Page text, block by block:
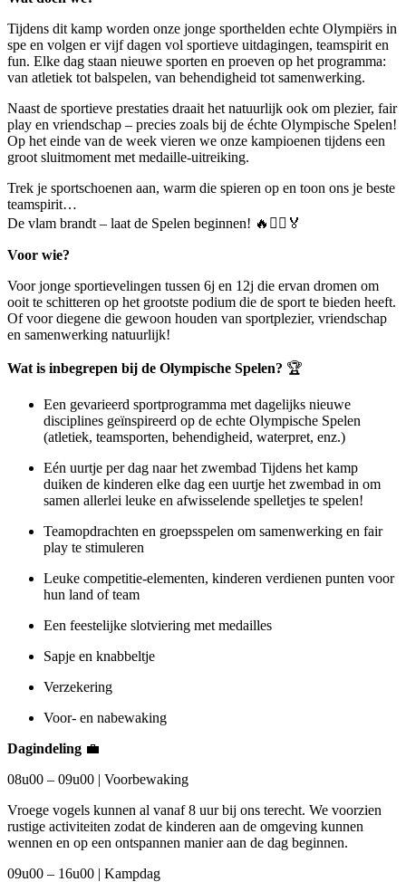
Tijdens dit kamp worden onze jonge sporthelden echte Olympiërs in
spe en volgen er vijf dagen vol sportieve uitdagingen, teamspirit en
fun. Elke dag staan nieuwe sporten en proeven op het programma:
van atletiek tot balspelen, van behendigheid tot samenwerking.
Naast de sportieve prestaties draait het natuurlijk ook om plezier, fair
play en vriendschap – precies zoals bij de échte Olympische Spelen!
Op het einde van de week vieren we onze kampioenen tijdens een
groot sluitmoment met medaille-uitreiking.
Trek je sportschoenen aan, warm die spieren op en toon ons je beste
teamspirit…
De vlam brandt – laat de Spelen beginnen! 🔥🏃‍♀️🏅
Voor wie?
Voor jonge sportievelingen tussen 6j en 12j die ervan dromen om
ooit te schitteren op het grootste podium die de sport te bieden heeft.
Of voor diegene die gewoon houden van sportplezier, vriendschap
en samenwerking natuurlijk!
Wat is inbegrepen bij de Olympische Spelen? 🏆
Een gevarieerd sportprogramma met dagelijks nieuwe
disciplines geïnspireerd op de echte Olympische Spelen
(atletiek, teamsporten, behendigheid, waterpret, enz.)
Eén uurtje per dag naar het zwembad Tijdens het kamp
duiken de kinderen elke dag een uurtje het zwembad in om
samen allerlei leuke en afwisselende spelletjes te spelen!
Teamopdrachten en groepsspelen om samenwerking en fair
play te stimuleren
Leuke competitie-elementen, kinderen verdienen punten voor
hun land of team
Een feestelijke slotviering met medailles
Sapje en knabbeltje
Verzekering
Voor- en nabewaking
Dagindeling 💼
08u00 – 09u00 | Voorbewaking
Vroege vogels kunnen al vanaf 8 uur bij ons terecht. We voorzien
rustige activiteiten zodat de kinderen aan de omgeving kunnen
wennen en op een ontspannen manier aan de dag beginnen.
09u00 – 16u00 | Kampdag